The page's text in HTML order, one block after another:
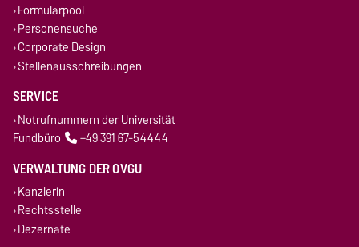
Formularpool
Personensuche
Corporate Design
Stellenausschreibungen
SERVICE
Notrufnummern der Universität
Fundbüro
+49 391 67-54444
VERWALTUNG DER OVGU
Kanzlerin
Rechtsstelle
Dezernate